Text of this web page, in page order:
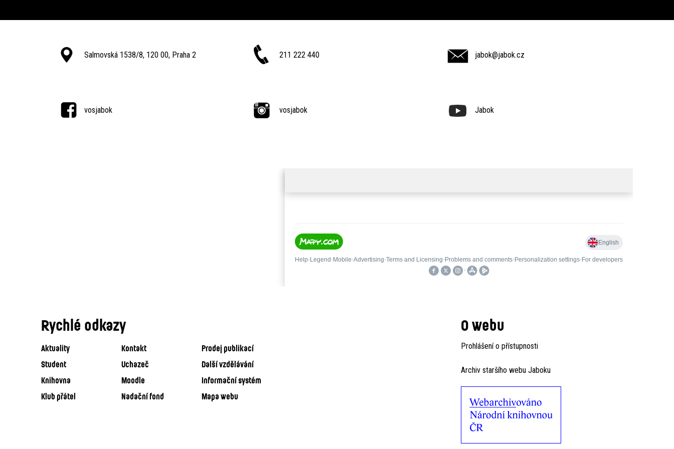
Salmovská 1538/8, 120 00, Praha 2 211 222 440 jabok@jabok.cz
vosjabok vosjabok Jabok
Rychlé odkazy
Aktuality Kontakt
Prodej publikací
Student
Uchazeč
Další vzdělávání
Knihovna
Moodle
Informační systém
Klub přátel
Nadační fond Mapa webu
O webu
Prohlášení o přístupnosti
Archiv staršího webu Jaboku